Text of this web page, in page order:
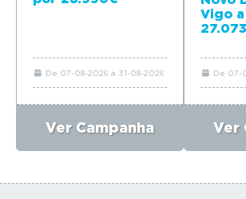
De 07-08-2026 a 31-08-2026
Ver Campanha
Vigo
De 07-
Ver